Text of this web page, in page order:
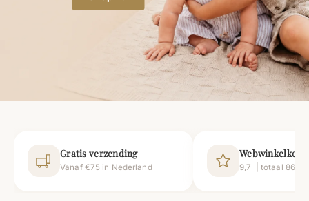
Gratis verzending
Vanaf €75 in Nederland 9,7 | totaal 862